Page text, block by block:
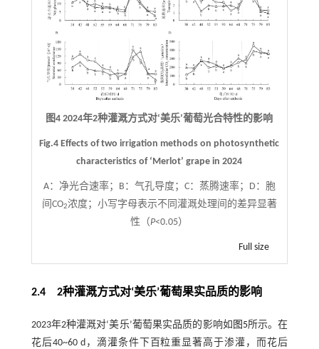
图4 2024年2种灌溉方式对‘美乐’葡萄光合特性的影响
Fig.4 Effects of two irrigation methods on photosynthetic
characteristics of ‘Merlot’ grape in 2024
A：净光合速率；B：气孔导度；C：蒸腾速率；D：胞
间CO2浓度；小写字母表示不同灌溉处理间的差异显著
性（P<0.05）
Full size
2.4 2种灌溉方式对‘美乐’葡萄果实品质的影响
2023年2种灌溉对‘美乐’葡萄果实品质的影响如 图5所示。在
花后40~60 d，滴灌条件下百粒重显著高于渗灌，而花后